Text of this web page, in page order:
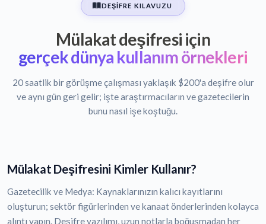
DEŞIFRE KILAVUZU
Mülakat deşifresi için
gerçek dünya kullanım örnekleri
20 saatlik bir görüşme çalışması yaklaşık $200'a deşifre olur
ve aynı gün geri gelir; işte araştırmacıların ve gazetecilerin
bunu nasıl işe koştuğu.
Mülakat Deşifresini Kimler Kullanır?
Gazetecilik ve Medya: Kaynaklarınızın kalıcı kayıtlarını
oluşturun; sektör figürlerinden ve kanaat önderlerinden kolayca
alıntı yapın. Deşifre yazılımı, uzun notlarla boğuşmadan her